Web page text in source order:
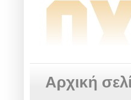
Αρχική